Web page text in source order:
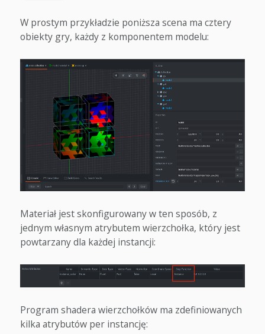
W prostym przykładzie poniższa scena ma cztery
obiekty gry, każdy z komponentem modelu:
Materiał jest skonfigurowany w ten sposób, z
jednym własnym atrybutem wierzchołka, który jest
powtarzany dla każdej instancji:
Program shadera wierzchołków ma zdefiniowanych
kilka atrybutów per instancję: